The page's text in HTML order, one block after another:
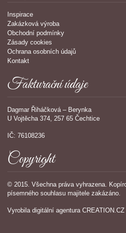
Inspirace
Zakázková výroba
Obchodní podmínky
Zásady cookies
Ochrana osobních údajů
Kontakt
Fakturační údaje
Dagmar Řiháčková – Berynka
U Vojtěcha 374, 257 65 Čechtice
IČ: 76108236
Copyright
© 2015. Všechna práva vyhrazena.
písemného souhlasu majitele zakázáno.
Vyrobila digitální agentura CREATION.CZ